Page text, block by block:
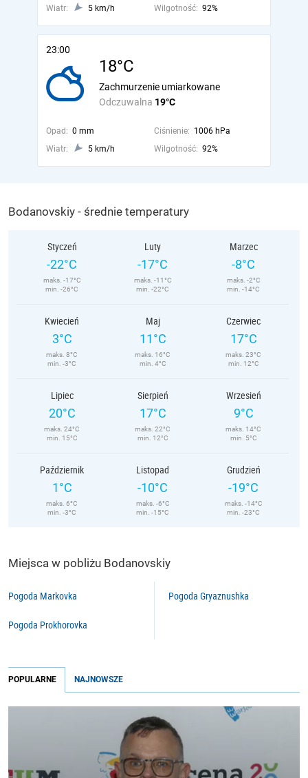
Wiatr: 5 km/h Wilgotność: 92%
23:00
18°C
Odczuwalna 19°C
Zachmurzenie umiarkowane
Opad: 0 mm Ciśnienie: 1006 hPa
Wiatr:
5 km/h Wilgotność: 92%
Bodanovskiy - średnie temperatury
Styczeń
-22°C
maks. -17°C
min. -26°C
Luty
-17°C
maks. -11°C
min. -22°C
Marzec
-8°C
maks. -2°C
min. -14°C
Kwiecień
3°C
maks. 8°C
min. -3°C
Maj
11°C
maks. 16°C
min. 4°C
Czerwiec
17°C
maks. 23°C
min. 12°C
Lipiec
20°C
maks. 24°C
min. 15°C
Sierpień
17°C
maks. 22°C
min. 12°C
Wrzesień
9°C
maks. 14°C
min. 5°C
Październik
1°C
maks. 6°C
min. -3°C
Listopad
-10°C
maks. -6°C
min. -15°C
Grudzień
-19°C
maks. -14°C
min. -23°C
Miejsca w pobliżu Bodanovskiy
Pogoda Markovka
Pogoda Prokhorovka
Pogoda Gryaznushka
POPULARNE NAJNOWSZE